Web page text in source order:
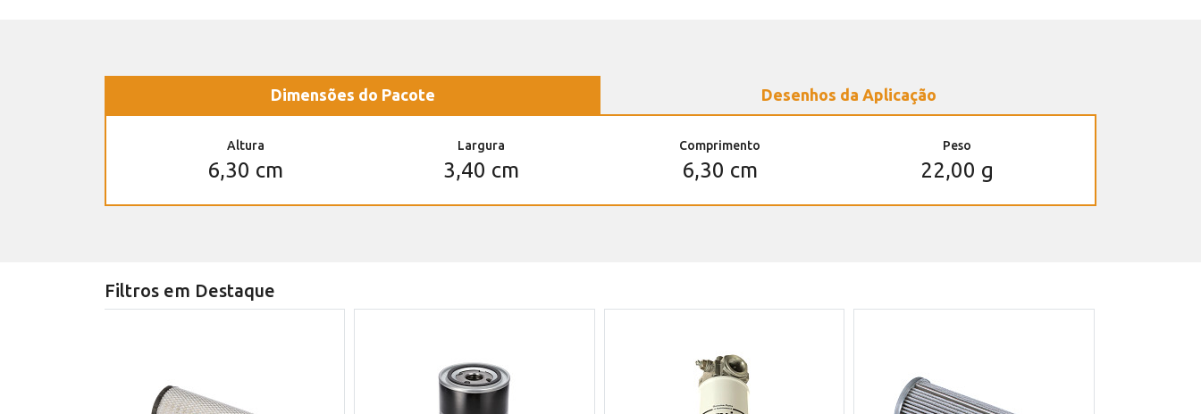
Dimensões do Pacote Desenhos da Aplicação
Altura
6,30 cm
Largura
3,40 cm
Comprimento
6,30 cm
Peso
22,00 g
Filtros em Destaque